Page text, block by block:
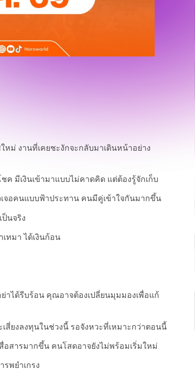
ม่ งานที่เคยชะงักจะกลับมาเดินหน้าอย่าง
มีเงินเข้ามาแบบไม่คาดคิด แต่ต้องรู้จักเก็บ
จอคนแบบฟ้าประทาน คนมีคู่เข้าใจกันมากขึ้น
ป็นจริง
ทมา ได้เงินก้อน
าได้รีบร้อน คุณอาจต้องเปลี่ยนมุมมองเพื่อแก้
สี่ยงลงทุนในช่วงนี้ รอจังหวะที่เหมาะกว่าตอนนี้
สารมากขึ้น คนโสดอาจยังไม่พร้อมเริ่มใหม่
พยำเกรง